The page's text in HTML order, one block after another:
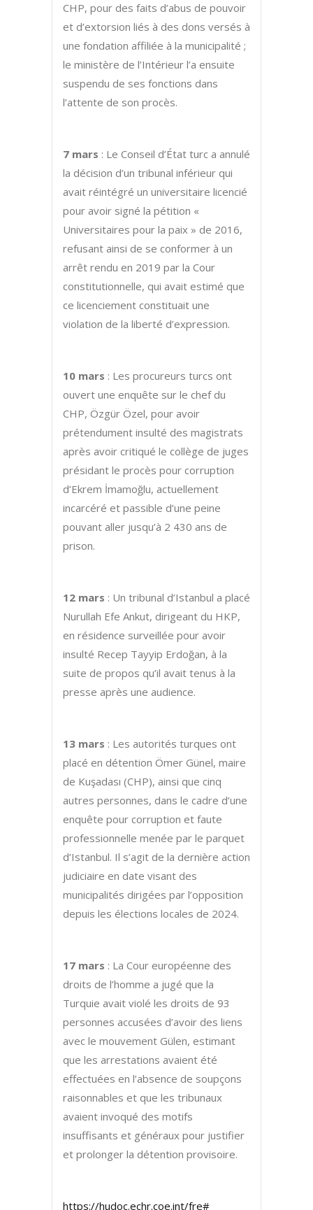
CHP, pour des faits d’abus de pouvoir
et d’extorsion liés à des dons versés à
une fondation affiliée à la municipalité ;
le ministère de l’Intérieur l’a ensuite
suspendu de ses fonctions dans
l’attente de son procès.
7 mars : Le Conseil d’État turc a annulé
la décision d’un tribunal inférieur qui
avait réintégré un universitaire licencié
pour avoir signé la pétition «
Universitaires pour la paix » de 2016,
refusant ainsi de se conformer à un
arrêt rendu en 2019 par la Cour
constitutionnelle, qui avait estimé que
ce licenciement constituait une
violation de la liberté d’expression.
10 mars : Les procureurs turcs ont
ouvert une enquête sur le chef du
CHP, Özgür Özel, pour avoir
prétendument insulté des magistrats
après avoir critiqué le collège de juges
présidant le procès pour corruption
d’Ekrem İmamoğlu, actuellement
incarcéré et passible d’une peine
pouvant aller jusqu’à 2 430 ans de
prison.
12 mars : Un tribunal d’Istanbul a placé
Nurullah Efe Ankut, dirigeant du HKP,
en résidence surveillée pour avoir
insulté Recep Tayyip Erdoğan, à la
suite de propos qu’il avait tenus à la
presse après une audience.
13 mars : Les autorités turques ont
placé en détention Ömer Günel, maire
de Kuşadası (CHP), ainsi que cinq
autres personnes, dans le cadre d’une
enquête pour corruption et faute
professionnelle menée par le parquet
d’Istanbul. Il s’agit de la dernière action
judiciaire en date visant des
municipalités dirigées par l’opposition
depuis les élections locales de 2024.
17 mars : La Cour européenne des
droits de l’homme a jugé que la
Turquie avait violé les droits de 93
personnes accusées d’avoir des liens
avec le mouvement Gülen, estimant
que les arrestations avaient été
effectuées en l’absence de soupçons
raisonnables et que les tribunaux
avaient invoqué des motifs
insuffisants et généraux pour justifier
et prolonger la détention provisoire.
https://hudoc.echr.coe.int/fre#